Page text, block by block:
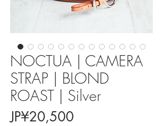
NOCTUA | CAMERA
STRAP | BLOND
ROAST | Silver
JP¥20,500